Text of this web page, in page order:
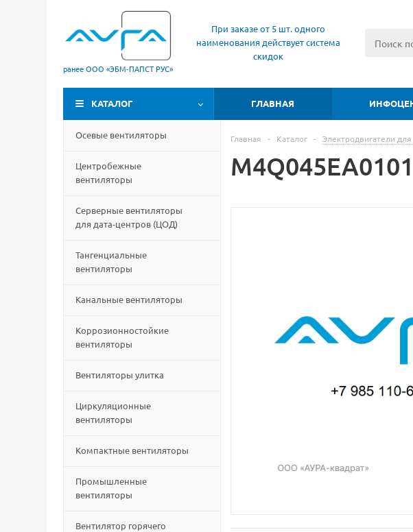
ранее ООО «ЭБМ‑ПАПСТ РУС»
При заказе от 5 шт. одного
наименования действует система
скидок
КАТАЛОГ ГЛАВНАЯ
Осевые вентиляторы
Центробежные
вентиляторы
Серверные вентиляторы
для дата-центров (ЦОД)
Тангенциальные
вентиляторы
Канальные вентиляторы
Коррозионностойкие
вентиляторы
Вентиляторы улитка
Циркуляционные
вентиляторы
Компактные вентиляторы
Промышленные
вентиляторы
Вентилятор горячего
Главная - Каталог - Электродвигатели